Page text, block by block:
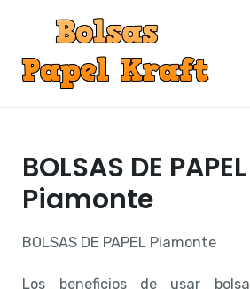
contenido
BOLSAS DE PAPEL
Piamonte
BOLSAS DE PAPEL Piamonte
Los beneficios de usar